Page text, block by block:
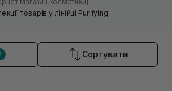
товарів у лінійці Purifying
Сортувати